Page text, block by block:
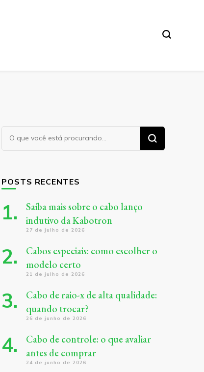
Procurando
algo?
POSTS RECENTES
Saiba mais sobre o cabo lanço
indutivo da Kabotron
27 de julho de 2026
Cabos especiais: como escolher o
modelo certo
21 de julho de 2026
Cabo de raio-x de alta qualidade:
quando trocar?
26 de junho de 2026
Cabo de controle: o que avaliar
antes de comprar
24 de junho de 2026